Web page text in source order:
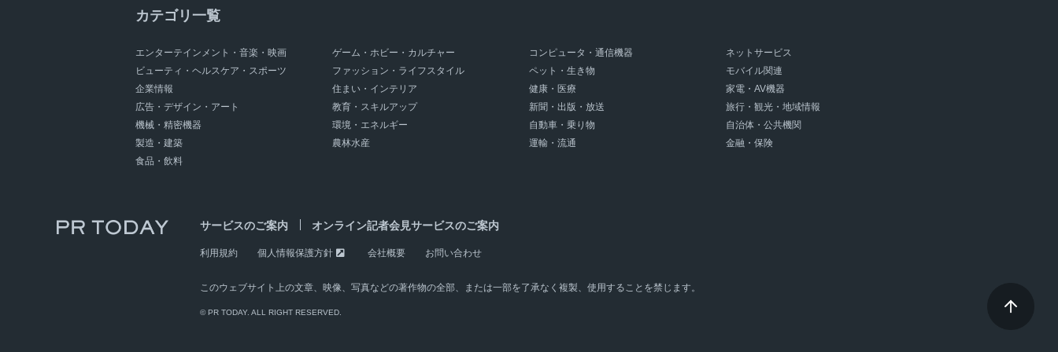
カテゴリ一覧
エンターテインメント・音楽・映画 ゲーム・ホビー・カルチャー コンピュータ・通信機器
ネットサービス
ビューティ・ヘルスケア・スポーツ
ファッション・ライフスタイル ペット・生き物
モバイル関連
企業情報
住まい・インテリア 健康・医療
家電・AV機器
広告・デザイン・アート
教育・スキルアップ 新聞・出版・放送
旅行・観光・地域情報
機械・精密機器
環境・エネルギー 自動車・乗り物
自治体・公共機関
製造・建築
農林水産 運輸・流通
金融・保険
食品・飲料
サービスのご案内 オンライン記者会見サービスのご案内
利用規約 個人情報保護方針 会社概要 お問い合わせ
このウェブサイト上の文章、映像、写真などの著作物の全部、または一部を了承なく複製、使用することを禁じます。
© PR TODAY. ALL RIGHT RESERVED.